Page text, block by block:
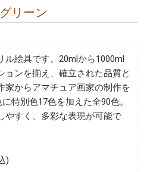
リーン
絵具です。20mlから1000ml
ョンを揃え、確立された品質と
家からアマチュア画家の制作を
特別色17色を加えた全90色。
やすく、多彩な表現が可能で
)